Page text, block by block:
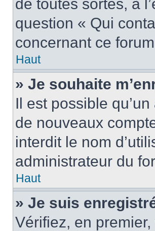
de toutes sortes, à
question « Qui
concernant ce
Haut
» Je souhaite
Il est possible
de nouveaux
interdit le nom
administrateur du
Haut
» Je suis
Vérifiez, en